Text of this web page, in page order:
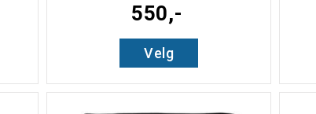
550,-
Velg